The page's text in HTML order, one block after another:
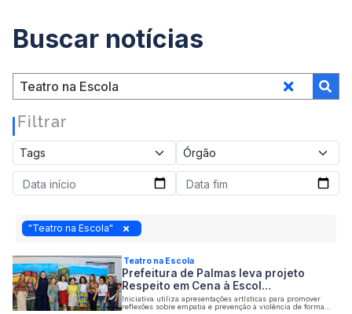
Buscar notícias
Filtrar
"Teatro na Escola"
Teatro na Escola
Prefeitura de Palmas leva projeto
Respeito em Cena à Escol…
Iniciativa utiliza apresentações artísticas para promover
reflexões sobre empatia e prevenção à violência de forma